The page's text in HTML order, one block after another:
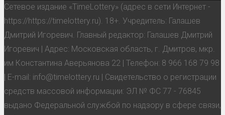
Сетевое издание «TimeLottery» (адрес в сети Интернет -
https://https://timelottery.ru). 18+. Учредитель: Галашев
Дмитрий Игоревич. Главный редактор: Галашев Дмитрий
Игоревич | Адрес: Московская область, г. Дмитров, мкр.
им Константина Аверьянова 22 | Телефон: 8 966 168 79 98
| E-mail: info@timelottery.ru | Свидетельство о регистрации
средств массовой информации: ЭЛ № ФС 77 - 76845
выдано Федеральной службой по надзору в сфере связи,